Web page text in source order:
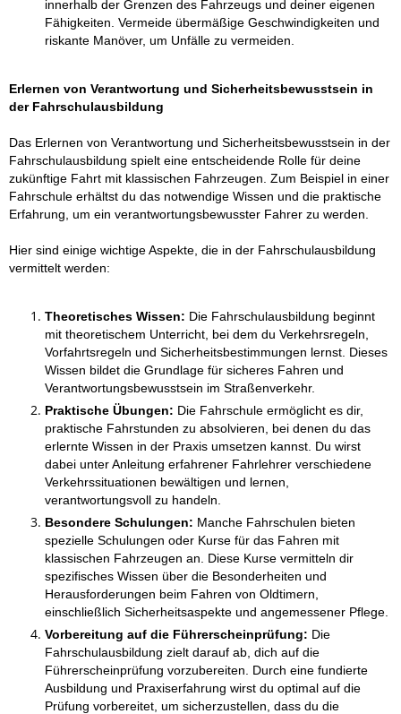
innerhalb der Grenzen des Fahrzeugs und deiner eigenen
Fähigkeiten. Vermeide übermäßige Geschwindigkeiten und
riskante Manöver, um Unfälle zu vermeiden.
Erlernen von Verantwortung und Sicherheitsbewusstsein in
der Fahrschulausbildung
Das Erlernen von Verantwortung und Sicherheitsbewusstsein in der
Fahrschulausbildung spielt eine entscheidende Rolle für deine
zukünftige Fahrt mit klassischen Fahrzeugen. Zum Beispiel in einer
Fahrschule erhältst du das notwendige Wissen und die praktische
Erfahrung, um ein verantwortungsbewusster Fahrer zu werden.
Hier sind einige wichtige Aspekte, die in der Fahrschulausbildung
vermittelt werden:
Theoretisches Wissen: Die Fahrschulausbildung beginnt
mit theoretischem Unterricht, bei dem du Verkehrsregeln,
Vorfahrtsregeln und Sicherheitsbestimmungen lernst. Dieses
Wissen bildet die Grundlage für sicheres Fahren und
Verantwortungsbewusstsein im Straßenverkehr.
Praktische Übungen: Die Fahrschule ermöglicht es dir,
praktische Fahrstunden zu absolvieren, bei denen du das
erlernte Wissen in der Praxis umsetzen kannst. Du wirst
dabei unter Anleitung erfahrener Fahrlehrer verschiedene
Verkehrssituationen bewältigen und lernen,
verantwortungsvoll zu handeln.
Besondere Schulungen: Manche Fahrschulen bieten
spezielle Schulungen oder Kurse für das Fahren mit
klassischen Fahrzeugen an. Diese Kurse vermitteln dir
spezifisches Wissen über die Besonderheiten und
Herausforderungen beim Fahren von Oldtimern,
einschließlich Sicherheitsaspekte und angemessener Pflege.
Vorbereitung auf die Führerscheinprüfung: Die
Fahrschulausbildung zielt darauf ab, dich auf die
Führerscheinprüfung vorzubereiten. Durch eine fundierte
Ausbildung und Praxiserfahrung wirst du optimal auf die
Prüfung vorbereitet, um sicherzustellen, dass du die